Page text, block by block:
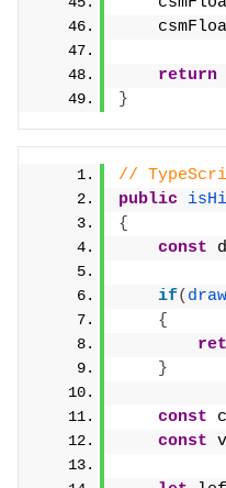
return
}
//
public
{
const
if(
{
}
const
const